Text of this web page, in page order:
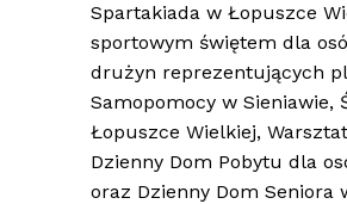
Spartakiada w Łopuszce
sportowym świętem dla
drużyn reprezentujących
Samopomocy w Sieniawie,
Łopuszce Wielkiej,
Dzienny Dom Pobytu dla
oraz Dzienny Dom Seniora